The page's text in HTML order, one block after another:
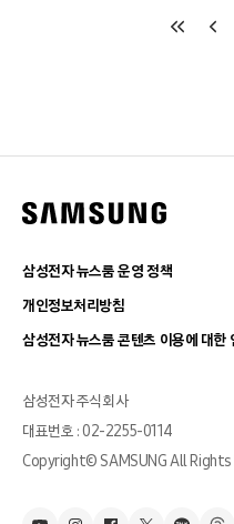
삼성전자 뉴스룸 운영 정책
개인정보처리방침
삼성전자 뉴스룸 콘텐츠 이용에 대한
삼성전자 주식회사
대표번호 : 02-2255-0114
Copyright© SAMSUNG All